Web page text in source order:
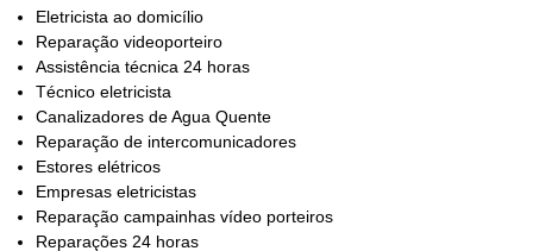
Eletricista ao domicílio
Reparação videoporteiro
Assistência técnica 24 horas
Técnico eletricista
Canalizadores de Agua Quente
Reparação de intercomunicadores
Estores elétricos
Empresas eletricistas
Reparação campainhas vídeo porteiros
Reparações 24 horas